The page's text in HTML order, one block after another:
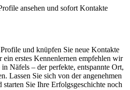
ansehen und sofort Kontakte
und knüpfen Sie neue Kontakte
erstes Kennenlernen empfehlen wir
Näfels – der perfekte, entspannte Ort,
Lassen Sie sich von der angenehmen
Sie Ihre Erfolgsgeschichte noch